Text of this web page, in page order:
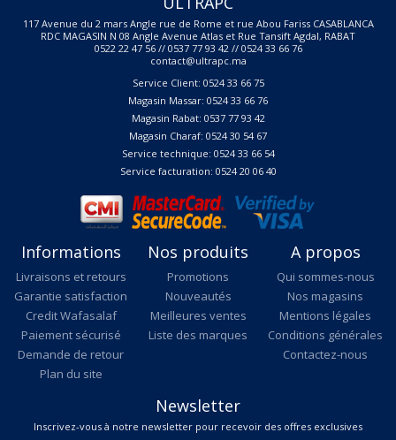
117 Avenue du 2 mars Angle rue de Rome et rue Abou Fariss CASABLANCA
RDC MAGASIN N 08 Angle Avenue Atlas et Rue Tansift Agdal, RABAT
0522 22 47 56 // 0537 77 93 42 // 0524 33 66 76
contact@ultrapc.ma
Service Client: 0524 33 66 75
Magasin Massar: 0524 33 66 76
Magasin Rabat: 0537 77 93 42
Magasin Charaf: 0524 30 54 67
Service technique: 0524 33 66 54
Service facturation: 0524 20 06 40
Informations
Livraisons et retours
Garantie satisfaction
Credit Wafasalaf
Paiement sécurisé
Demande de retour
Plan du site
Nos produits
Promotions
Nouveautés
Meilleures ventes
Liste des marques
A propos
Qui sommes-nous
Nos magasins
Mentions légales
Conditions générales
Contactez-nous
Newsletter
Inscrivez-vous à notre newsletter pour recevoir des offres exclusives